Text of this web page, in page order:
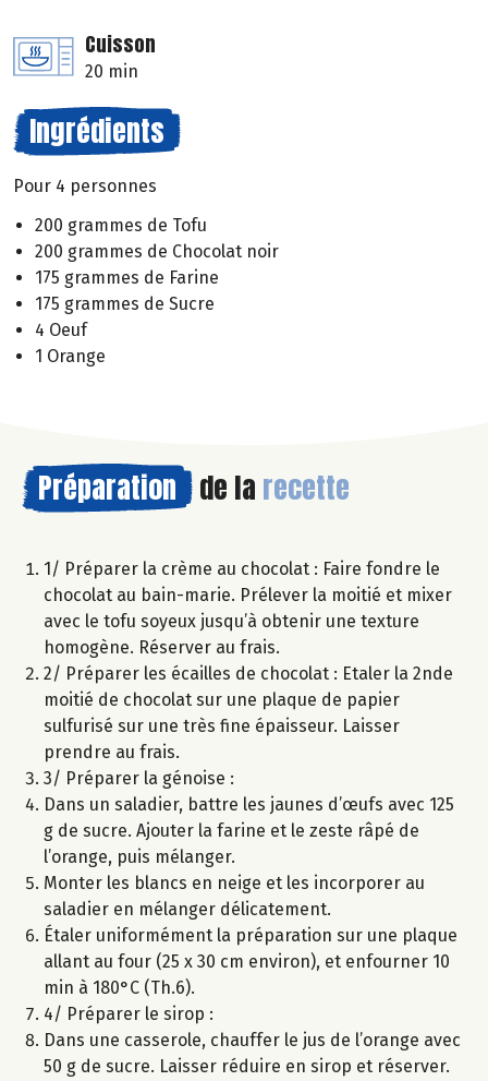
Cuisson
20 min
Ingrédients
Pour 4 personnes
200 grammes de Tofu
200 grammes de Chocolat noir
175 grammes de Farine
175 grammes de Sucre
4 Oeuf
1 Orange
Préparation de la recette
1/ Préparer la crème au chocolat : Faire fondre le
chocolat au bain-marie. Prélever la moitié et mixer
avec le tofu soyeux jusqu’à obtenir une texture
homogène. Réserver au frais.
2/ Préparer les écailles de chocolat : Etaler la 2nde
moitié de chocolat sur une plaque de papier
sulfurisé sur une très fine épaisseur. Laisser
prendre au frais.
3/ Préparer la génoise :
Dans un saladier, battre les jaunes d’œufs avec 125
g de sucre. Ajouter la farine et le zeste râpé de
l’orange, puis mélanger.
Monter les blancs en neige et les incorporer au
saladier en mélanger délicatement.
Étaler uniformément la préparation sur une plaque
allant au four (25 x 30 cm environ), et enfourner 10
min à 180°C (Th.6).
4/ Préparer le sirop :
Dans une casserole, chauffer le jus de l’orange avec
50 g de sucre. Laisser réduire en sirop et réserver.